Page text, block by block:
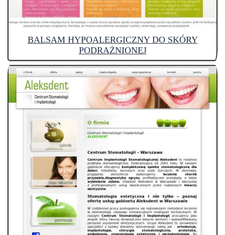
BALSAM HYPOALERGICZNY DO SKÓRY
PODRAŻNIONEJ